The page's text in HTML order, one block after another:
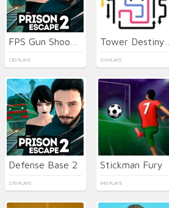
130 PLAYS 319 PLAYS
Defense Base 2
276 PLAYS
Stickman Fury
945 PLAYS